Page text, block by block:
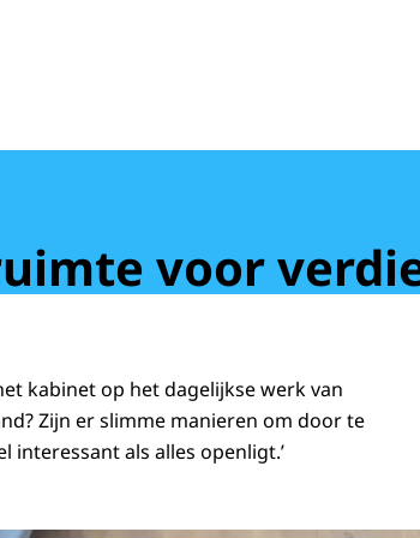
voor
kabinet op het dagelijkse werk van
Zijn er slimme manieren om door te
interessant als alles openligt.’
van Financiën houden een informele bespreking